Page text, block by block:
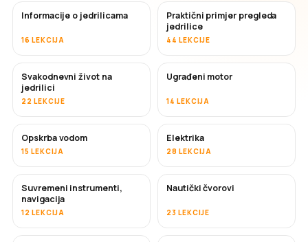
Informacije o jedrilicama
16 LEKCIJA
Praktični primjer pregleda
jedrilice
44 LEKCIJE
Svakodnevni život na
jedrilici
22 LEKCIJE
Ugrađeni motor
14 LEKCIJA
Opskrba vodom
15 LEKCIJA
Elektrika
28 LEKCIJA
Suvremeni instrumenti,
navigacija
12 LEKCIJA
Nautički čvorovi
23 LEKCIJE